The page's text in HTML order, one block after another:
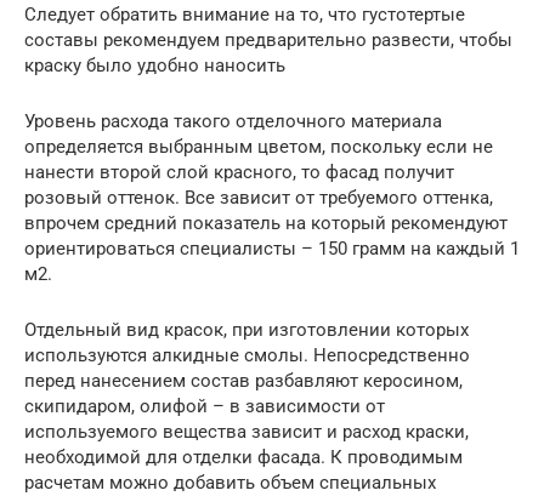
Следует обратить внимание на то, что густотертые
составы рекомендуем предварительно развести, чтобы
краску было удобно наносить
Уровень расхода такого отделочного материала
определяется выбранным цветом, поскольку если не
нанести второй слой красного, то фасад получит
розовый оттенок. Все зависит от требуемого оттенка,
впрочем средний показатель на который рекомендуют
ориентироваться специалисты – 150 грамм на каждый 1
м2.
Отдельный вид красок, при изготовлении которых
используются алкидные смолы. Непосредственно
перед нанесением состав разбавляют керосином,
скипидаром, олифой – в зависимости от
используемого вещества зависит и расход краски,
необходимой для отделки фасада. К проводимым
расчетам можно добавить объем специальных